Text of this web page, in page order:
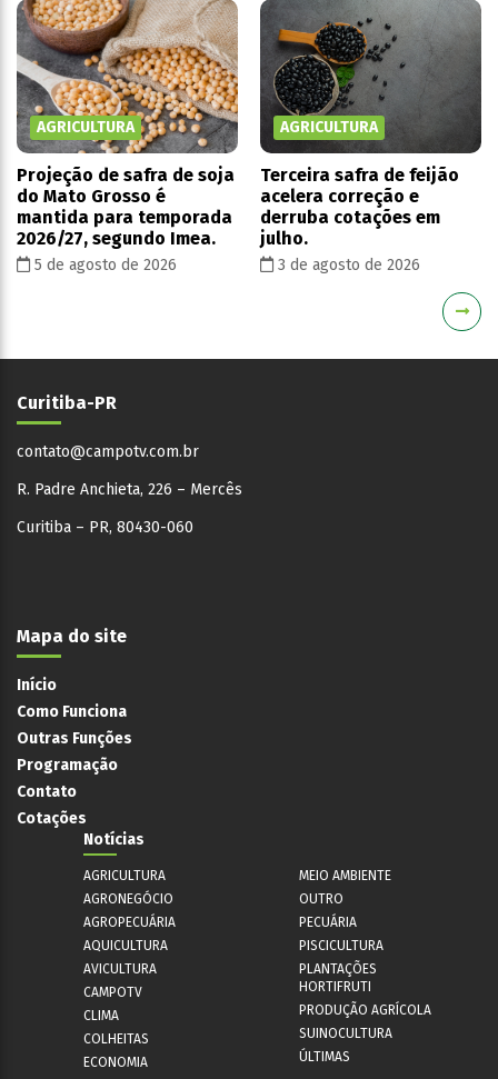
AGRICULTURA
Projeção de safra de soja
do Mato Grosso é
mantida para temporada
2026/27, segundo Imea.
5 de agosto de 2026
AGRICULTURA
Terceira safra de feijão
acelera correção e
derruba cotações em
julho.
3 de agosto de 2026
Curitiba-PR
contato@campotv.com.br
R. Padre Anchieta, 226 – Mercês
Curitiba – PR, 80430-060
Mapa do site
Início
Como Funciona
Outras Funções
Programação
Contato
Cotações
Notícias
AGRICULTURA
AGRONEGÓCIO
AGROPECUÁRIA
AQUICULTURA
AVICULTURA
CAMPOTV
CLIMA
COLHEITAS
ECONOMIA
MEIO AMBIENTE
OUTRO
PECUÁRIA
PISCICULTURA
PLANTAÇÕES
HORTIFRUTI
PRODUÇÃO AGRÍCOLA
SUINOCULTURA
ÚLTIMAS